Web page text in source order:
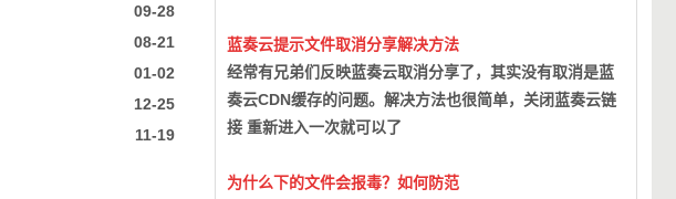
09-28
08-21
01-02
12-25
11-19
蓝奏云提示文件取消分享解决方法
经常有兄弟们反映蓝奏云取消分享了，其实没有取消是蓝
奏云CDN缓存的问题。 解决方法也很简单，关闭蓝奏云链
接 重新进入一次就可以了
为什么下的文件会报毒？如何防范